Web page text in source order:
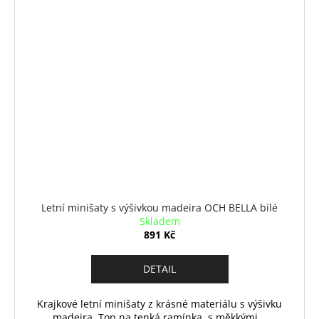
Letní minišaty s výšivkou madeira OCH BELLA bílé
Skladem
891 Kč
DETAIL
Krajkové letní minišaty z krásné materiálu s výšivku